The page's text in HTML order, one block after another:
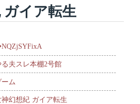
イア転生
る夫スレ本棚2号館
ーム
神幻想紀 ガイア転生